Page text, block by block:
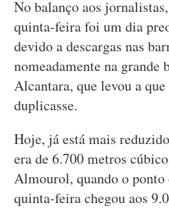
No balanço aos
quinta-feira foi um dia
devido a descargas nas
nomeadamente na grande
Alcantara, que levou a
duplicasse.
Hoje, já está mais
era de 6.700 metros
Almourol, quando o
quinta-feira chegou aos